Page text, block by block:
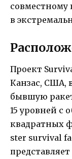
в
Проект
Канзас, США,
бывшую
15 уровней с
квадратных
ster survival